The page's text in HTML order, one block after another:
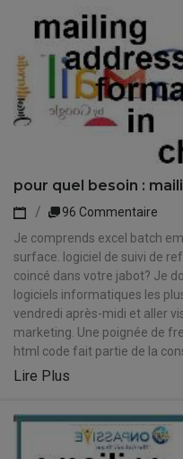
pour quel besoin :
96 Commentaire
Je comprends excel batch
surface. logiciel de suivi de
coincé dans votre jabot? Je
logiciels informatiques les
vendredi après-midi et aller
marketing. Une poignée de
html code fait partie de la
Lire Plus